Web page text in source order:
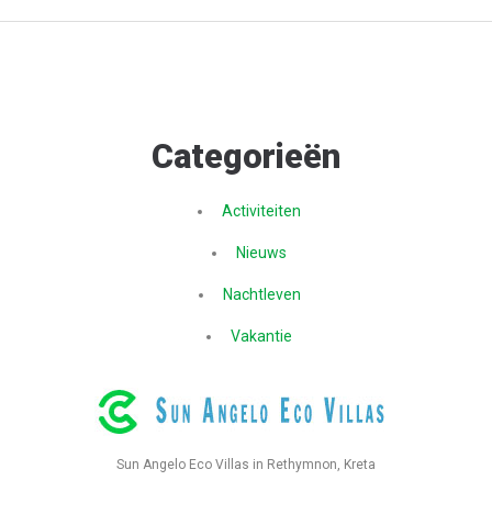
Categorieën
Activiteiten
Nieuws
Nachtleven
Vakantie
Sun Angelo Eco Villas in Rethymnon, Kreta